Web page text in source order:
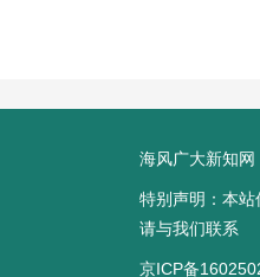
海风广大新知网
特别声明：本站
请与我们联系
京ICP备